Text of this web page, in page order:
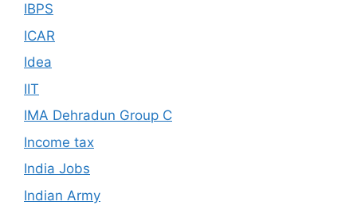
IBPS
ICAR
Idea
IIT
IMA Dehradun Group C
Income tax
India Jobs
Indian Army